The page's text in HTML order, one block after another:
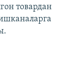
товардан